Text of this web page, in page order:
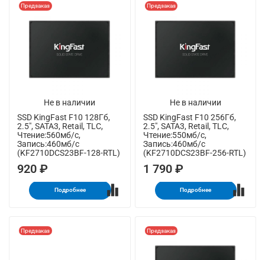
Не в наличии
Предзаказ
SSD KingFast F10 128Гб,
2.5", SATA3, Retail, TLC,
Чтение:560мб/с,
Запись:460мб/с
(KF2710DCS23BF-128-RTL)
920 ₽
Подробнее
Не в наличии
Предзаказ
SSD KingFast F10 256Гб,
2.5", SATA3, Retail, TLC,
Чтение:550мб/с,
Запись:460мб/с
(KF2710DCS23BF-256-RTL)
1 790 ₽
Подробнее
Предзаказ Предзаказ